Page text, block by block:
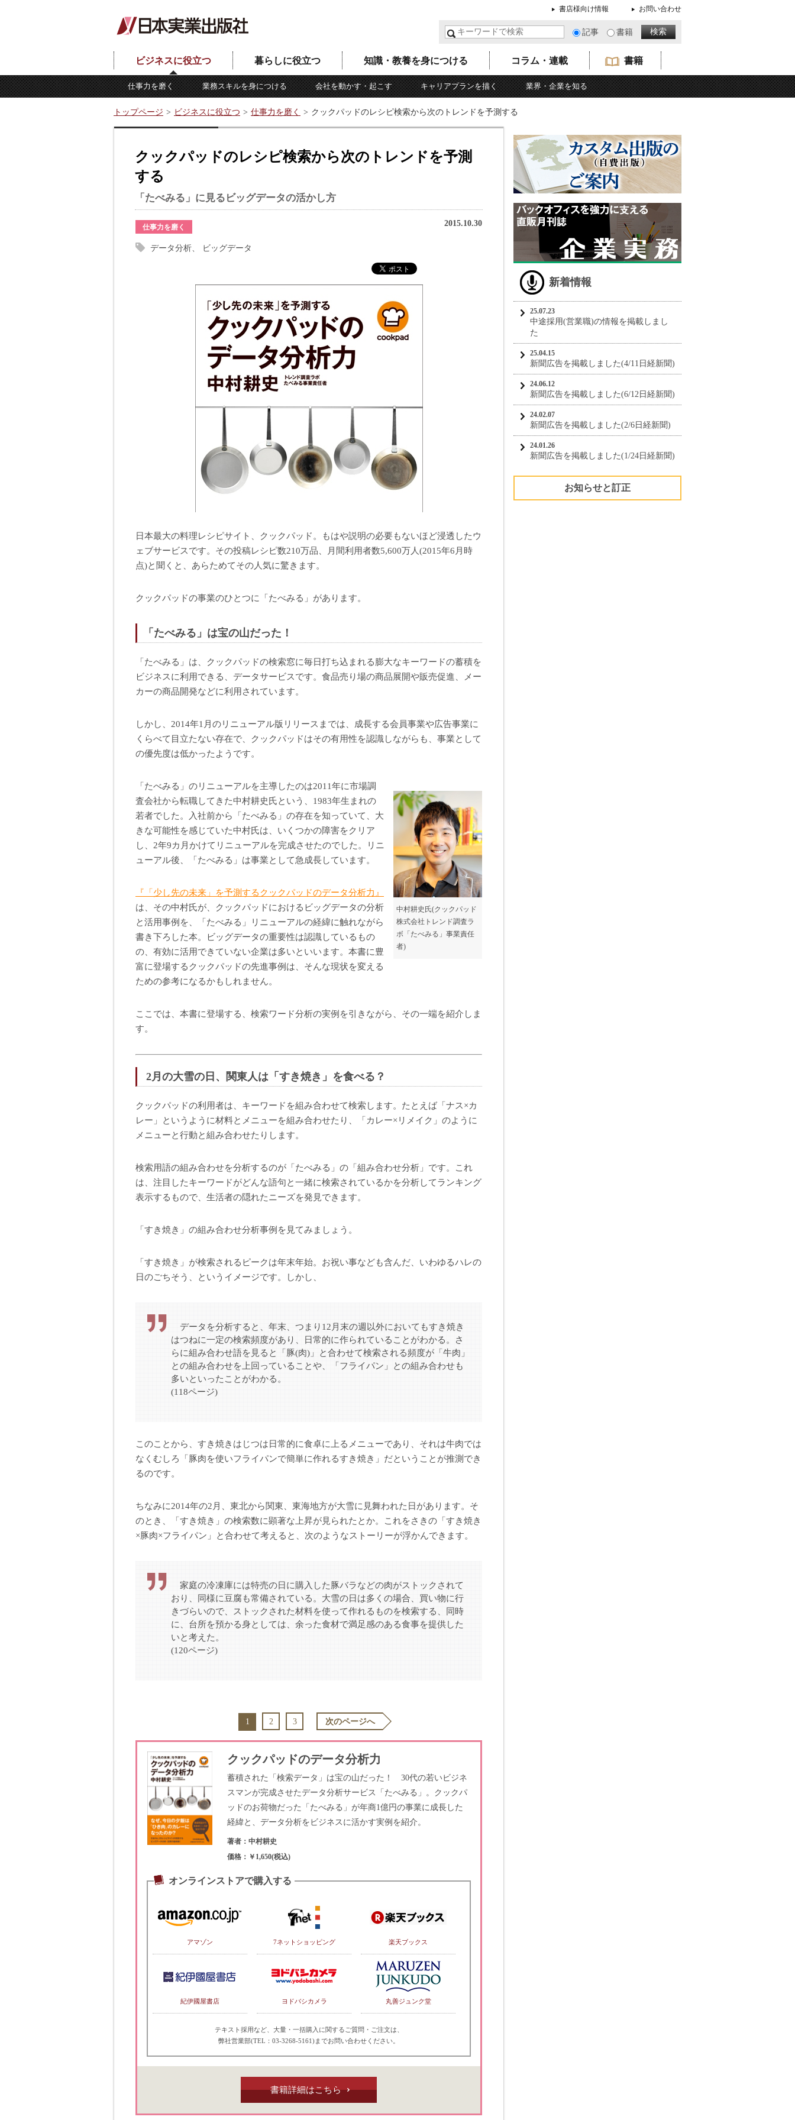
書店様向け情報 お問い合わせ
記事 書籍
ビジネスに役立つ
仕事力を磨く 業務スキルを身につける 会社を動かす・起こす キャリアプランを描く 業界・企業を知る
暮らしに役立つ 知識・教養を身につける コラム・連載 書籍
トップページ ビジネスに役立つ 仕事力を磨く クックパッドのレシピ検索から次のトレンドを予測する
クックパッドのレシピ検索から次のトレンドを予測
する
「たべみる」に見るビッグデータの活かし方
仕事力を磨く
データ分析 ビッグデータ
2015.10.30
日本最大の料理レシピサイト、クックパッド。もはや説明の必要もないほど浸透したウ
ェブサービスです。その投稿レシピ数210万品、月間利用者数5,600万人(2015年6月時
点)と聞くと、あらためてその人気に驚きます。
クックパッドの事業のひとつに「たべみる」があります。
「たべみる」は宝の山だった！
「たべみる」は、クックパッドの検索窓に毎日打ち込まれる膨大なキーワードの蓄積を
ビジネスに利用できる、データサービスです。食品売り場の商品展開や販売促進、メー
カーの商品開発などに利用されています。
しかし、2014年1月のリニューアル版リリースまでは、成長する会員事業や広告事業に
くらべて目立たない存在で、クックパッドはその有用性を認識しながらも、事業として
の優先度は低かったようです。
中村耕史氏(クックパッド
株式会社トレンド調査ラ
ボ「たべみる」事業責任
者)
「たべみる」のリニューアルを主導したのは2011年に市場調
査会社から転職してきた中村耕史氏という、1983年生まれの
若者でした。入社前から「たべみる」の存在を知っていて、大
きな可能性を感じていた中村氏は、いくつかの障害をクリア
し、2年9カ月かけてリニューアルを完成させたのでした。リニ
ューアル後、「たべみる」は事業として急成長しています。
『「少し先の未来」を予測するクックパッドのデータ分析力』
は、その中村氏が、クックパッドにおけるビッグデータの分析
と活用事例を、「たべみる」リニューアルの経緯に触れながら
書き下ろした本。ビッグデータの重要性は認識しているもの
の、有効に活用できていない企業は多いといいます。本書に豊
富に登場するクックパッドの先進事例は、そんな現状を変える
ための参考になるかもしれません。
ここでは、本書に登場する、検索ワード分析の実例を引きながら、その一端を紹介しま
す。
2月の大雪の日、関東人は「すき焼き」を食べる？
クックパッドの利用者は、キーワードを組み合わせて検索します。たとえば「ナス×カ
レー」というように材料とメニューを組み合わせたり、「カレー×リメイク」のように
メニューと行動と組み合わせたりします。
検索用語の組み合わせを分析するのが「たべみる」の「組み合わせ分析」です。これ
は、注目したキーワードがどんな語句と一緒に検索されているかを分析してランキング
表示するもので、生活者の隠れたニーズを発見できます。
「すき焼き」の組み合わせ分析事例を見てみましょう。
「すき焼き」が検索されるピークは年末年始。お祝い事なども含んだ、いわゆるハレの
日のごちそう、というイメージです。しかし、
データを分析すると、年末、つまり12月末の週以外においてもすき焼き
はつねに一定の検索頻度があり、日常的に作られていることがわかる。さ
らに組み合わせ語を見ると「豚(肉)」と合わせて検索される頻度が「牛肉」
との組み合わせを上回っていることや、「フライパン」との組み合わせも
多いといったことがわかる。
(118ページ)
このことから、すき焼きはじつは日常的に食卓に上るメニューであり、それは牛肉では
なくむしろ「豚肉を使いフライパンで簡単に作れるすき焼き」だということが推測でき
るのです。
ちなみに2014年の2月、東北から関東、東海地方が大雪に見舞われた日があります。そ
のとき、「すき焼き」の検索数に顕著な上昇が見られたとか。これをさきの「すき焼き
×豚肉×フライパン」と合わせて考えると、次のようなストーリーが浮かんできます。
家庭の冷凍庫には特売の日に購入した豚バラなどの肉がストックされて
おり、同様に豆腐も常備されている。大雪の日は多くの場合、買い物に行
きづらいので、ストックされた材料を使って作れるものを検索する、同時
に、台所を預かる身としては、余った食材で満足感のある食事を提供した
いと考えた。
(120ページ)
1 2 3 次のページへ
クックパッドのデータ分析力
蓄積された「検索データ」は宝の山だった！ 30代の若いビジネ
スマンが完成させたデータ分析サービス「たべみる」。クックパ
ッドのお荷物だった「たべみる」が年商1億円の事業に成長した
経緯と、データ分析をビジネスに活かす実例を紹介。
著者：中村耕史
価格：￥1,650(税込)
オンラインストアで購入する
アマゾン 7ネットショッピング 楽天ブックス
紀伊國屋書店 ヨドバシカメラ 丸善ジュンク堂
テキスト採用など、大量・一括購入に関するご質問・ご注文は、
弊社営業部(TEL：03-3268-5161)までお問い合わせください。
書籍詳細はこちら
新着情報
25.07.23
中途採用(営業職)の情報を掲載しまし
た
25.04.15
新聞広告を掲載しました(4/11日経新聞)
24.06.12
新聞広告を掲載しました(6/12日経新聞)
24.02.07
新聞広告を掲載しました(2/6日経新聞)
24.01.26
新聞広告を掲載しました(1/24日経新聞)
お知らせと訂正